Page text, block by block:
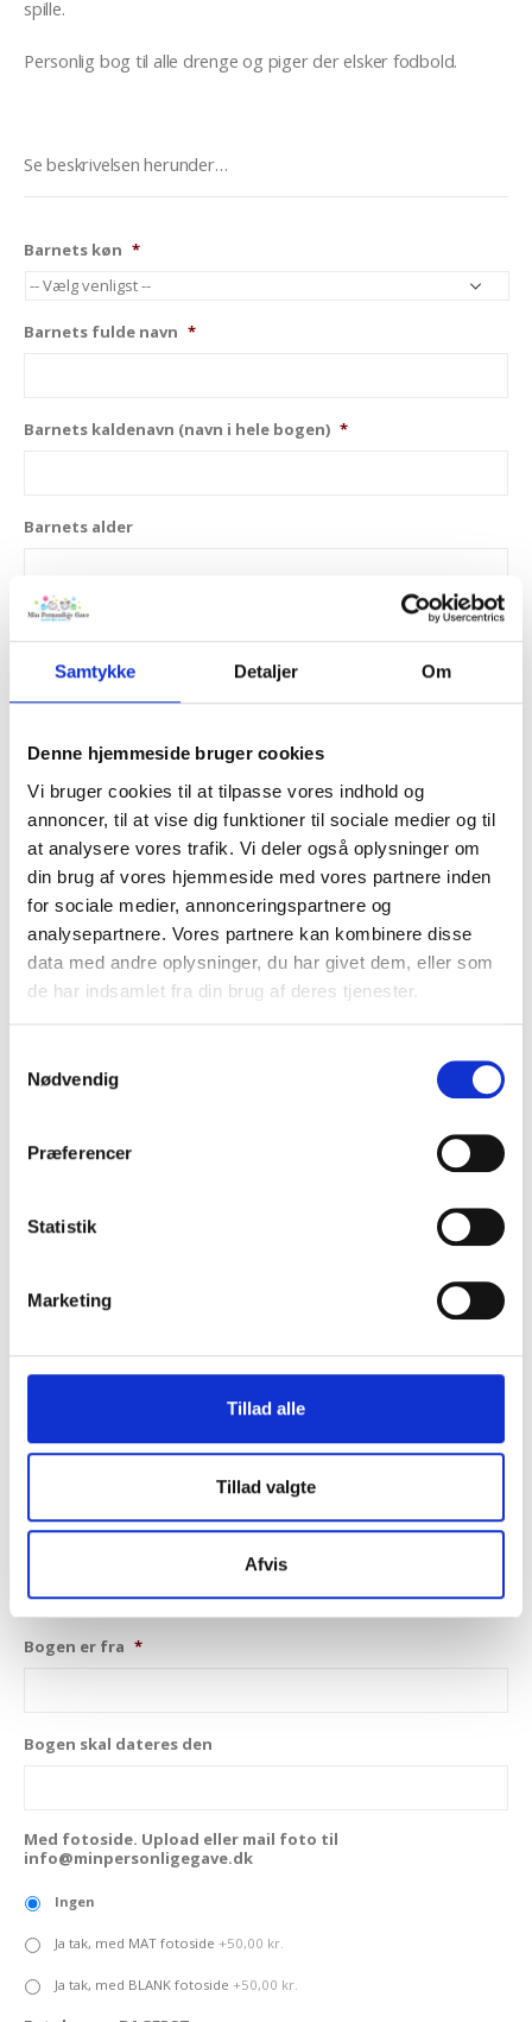
Samtykke Detaljer Om
Denne hjemmeside bruger cookies
Vi bruger cookies til at tilpasse vores indhold og
annoncer, til at vise dig funktioner til sociale medier og til
at analysere vores trafik. Vi deler også oplysninger om
din brug af vores hjemmeside med vores partnere inden
for sociale medier, annonceringspartnere og
analysepartnere. Vores partnere kan kombinere disse
data med andre oplysninger, du har givet dem, eller som
de har indsamlet fra din brug af deres tjenester.
Nødvendig
Præferencer
Statistik
Marketing
Tillad alle
Tillad valgte
Afvis
spille.
Personlig bog til alle drenge og piger der elsker fodbold.
Se beskrivelsen herunder…
Barnets køn *
Barnets fulde navn *
Barnets kaldenavn (navn i hele bogen) *
Barnets alder
2-3 venner
Kamp (ex. Champions League finalen) *
Vinderhold - holdnavn *
Navn på idolspiller
0 af 90 maksimale antal tegn
Bogen er fra *
Bogen skal dateres den
Med fotoside. Upload eller mail foto til
info@minpersonligegave.dk
Ingen
Ja tak, med MAT fotoside +50,00 kr.
Ja tak, med BLANK fotoside +50,00 kr.